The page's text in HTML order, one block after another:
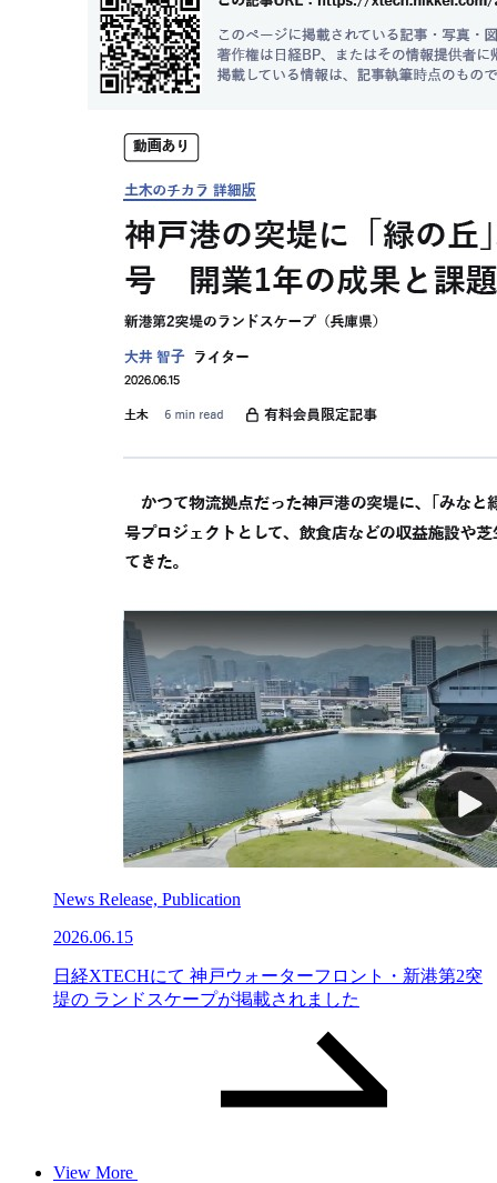
News Release, Publication
2026.06.15
日経XTECHにて 神戸ウォーターフロント・新港第2突
堤の ランドスケープが掲載されました
View More